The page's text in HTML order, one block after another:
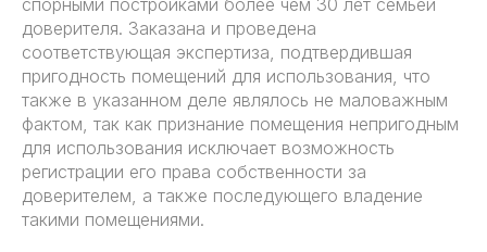
доверителя. Заказана и проведена
соответствующая экспертиза, подтвердившая
пригодность помещений для использования, что
также в указанном деле являлось не маловажным
фактом, так как признание помещения непригодным
для использования исключает возможность
регистрации его права собственности за
доверителем, а также последующего владение
такими помещениями.